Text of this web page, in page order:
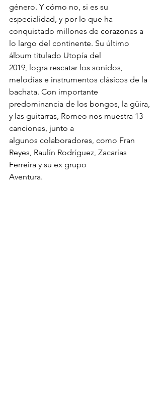
género. Y cómo no, si es su
especialidad, y por lo que ha
conquistado millones de corazones a
lo largo del continente. Su último
álbum titulado Utopía del
2019, logra rescatar los sonidos,
melodías e instrumentos clásicos de la
bachata. Con importante
predominancia de los bongos, la güira,
y las guitarras, Romeo nos muestra 13
canciones, junto a
algunos colaboradores, como Fran
Reyes, Raulín Rodríguez, Zacarías
Ferreira y su ex grupo
Aventura.